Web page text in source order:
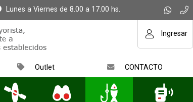
Lunes a Viernes de 8.00 a 17.00 hs.
Ingresar
Outlet CONTACTO